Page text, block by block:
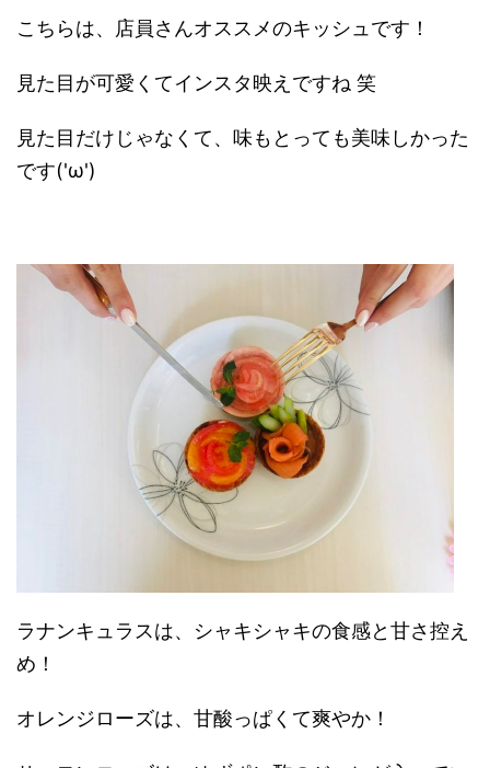
こちらは、店員さんオススメのキッシュです！
見た目が可愛くてインスタ映えですね 笑
見た目だけじゃなくて、味もとっても美味しかった
です('ω')
ラナンキュラスは、シャキシャキの食感と甘さ控え
め！
オレンジローズは、甘酸っぱくて爽やか！